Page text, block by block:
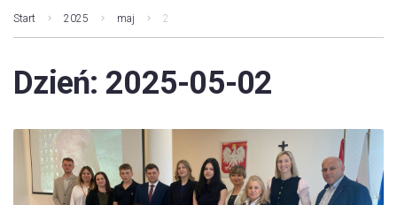
Start 2025 maj 2
Dzień: 2025-05-02